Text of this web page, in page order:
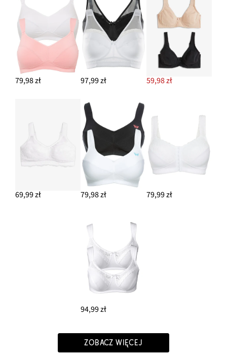
79,98 zł 97,99 zł 59,98 zł
69,99 zł 79,98 zł 79,99 zł
94,99 zł
ZOBACZ WIĘCEJ